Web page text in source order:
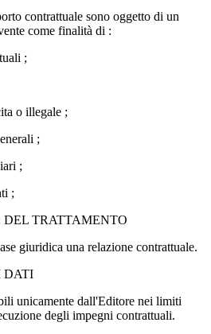
contrattuale sono oggetto di un
come finalità di :
;
o illegale ;
;
;
;
DEL TRATTAMENTO
giuridica una relazione contrattuale.
DATI
unicamente dall'Editore nei limiti
degli impegni contrattuali.